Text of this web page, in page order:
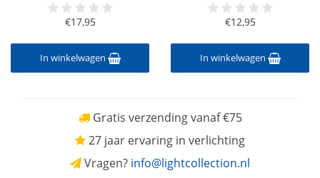
€17,95
In winkelwagen
€12,95
In winkelwagen
Gratis verzending vanaf €75
27 jaar ervaring in verlichting
Vragen? info@lightcollection.nl